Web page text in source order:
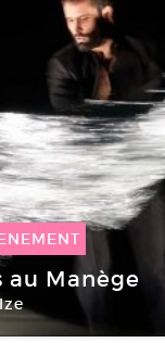
Mai 2019
au Manège